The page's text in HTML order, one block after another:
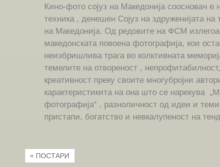
Кино-фото сојуз на Македонија соосновач е
техника , денешен Сојуз на здруженијата на
на Македонија. Од редовите на ФСМ излегоа
македонската повоена фотографија, кои
неизбришлива трага во колктивната
темелите на отвореност ,
креативност преку своите многубројни
карактеристикита на она што се нарекува
фотографија“ , разноличност од идеи и
пристапи, богатство и невкалупеност на
« ПОСТАРИ